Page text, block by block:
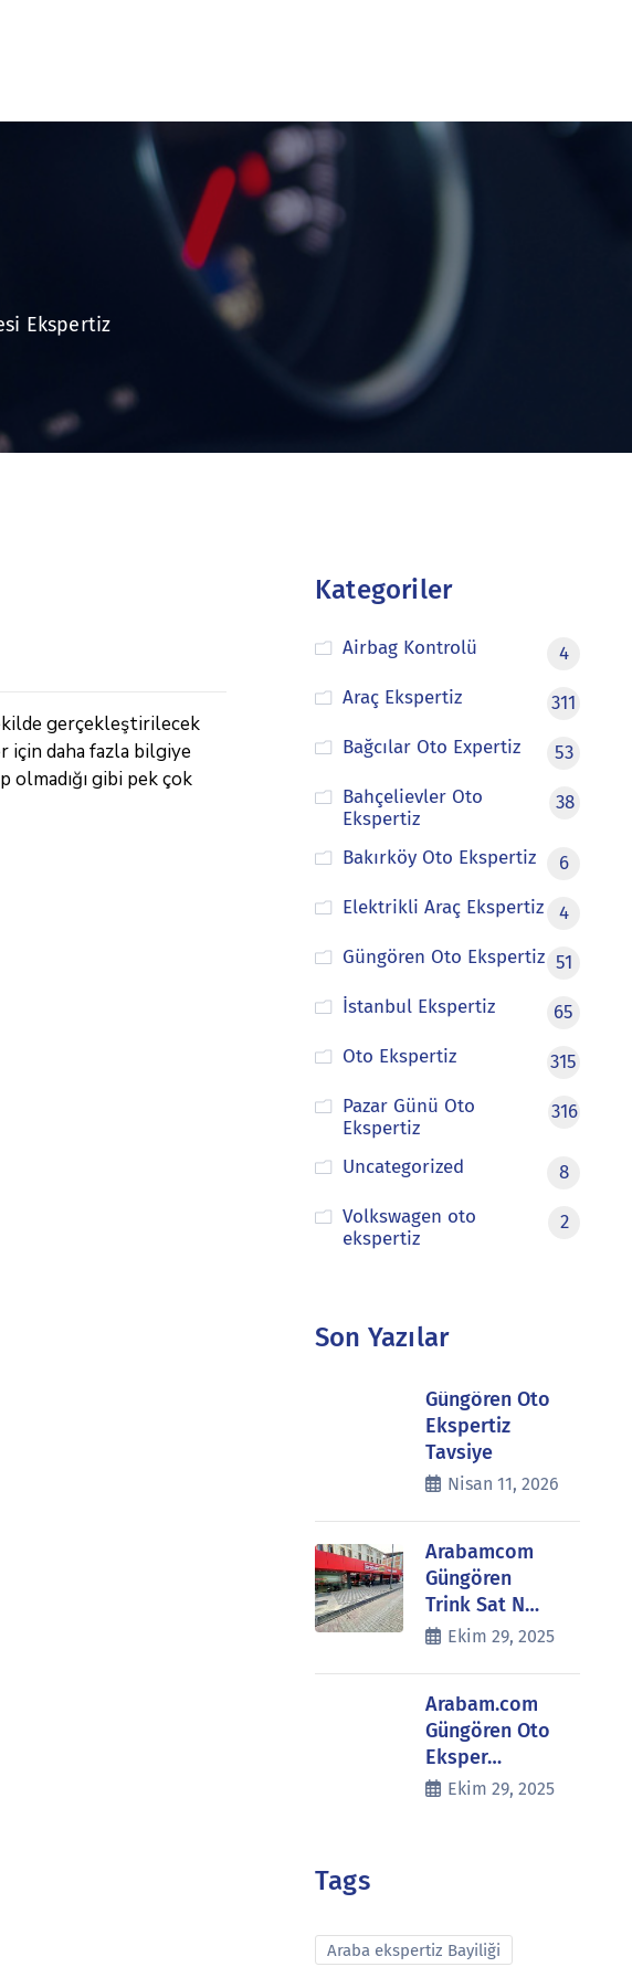
Ekspertiz
gerçekleştirilecek
daha fazla bilgiye
olmadığı gibi pek çok
Kategoriler
Airbag Kontrolü
4
Araç Ekspertiz
311
Bağcılar Oto Expertiz
53
Bahçelievler Oto
Ekspertiz
38
Bakırköy Oto Ekspertiz
6
Elektrikli Araç Ekspertiz
4
Güngören Oto Ekspertiz 51
İstanbul Ekspertiz
65
Oto Ekspertiz
315
Pazar Günü Oto
Ekspertiz
316
Uncategorized
8
Volkswagen oto
ekspertiz
2
Son Yazılar
Güngören Oto
Ekspertiz
Tavsiye
Nisan 11, 2026
Arabamcom
Güngören
Trink Sat N…
Ekim 29, 2025
Arabam.com
Güngören Oto
Eksper…
Ekim 29, 2025
Tags
Araba ekspertiz Bayiliği